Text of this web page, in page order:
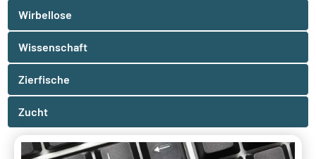
Wirbellose
Wissenschaft
Zierfische
Zucht